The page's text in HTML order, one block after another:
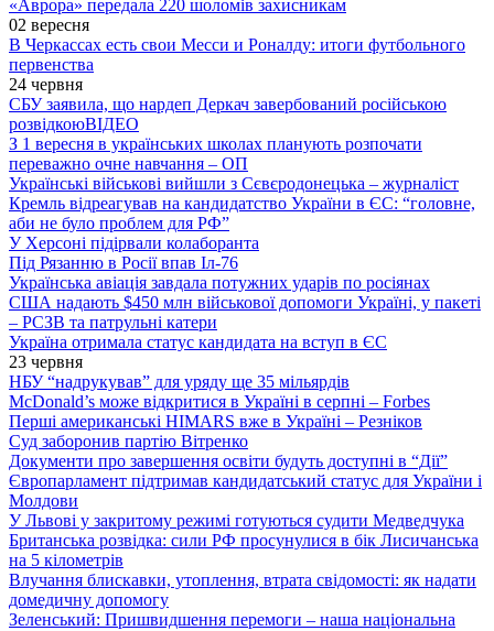
«Аврора» передала 220 шоломів захисникам
02 вересня
В Черкассах есть свои Месси и Роналду: итоги футбольного
первенства
24 червня
СБУ заявила, що нардеп Деркач завербований російською
розвідкоюВІДЕО
З 1 вересня в українських школах планують розпочати
переважно очне навчання – ОП
Українські військові вийшли з Сєвєродонецька – журналіст
Кремль відреагував на кандидатство України в ЄС: “головне,
аби не було проблем для РФ”
У Херсоні підірвали колаборанта
Під Рязанню в Росії впав Іл-76
Українська авіація завдала потужних ударів по росіянах
США надають $450 млн військової допомоги Україні, у пакеті
– РСЗВ та патрульні катери
Україна отримала статус кандидата на вступ в ЄС
23 червня
НБУ “надрукував” для уряду ще 35 мільярдів
McDonald’s може відкритися в Україні в серпні – Forbes
Перші американські HIMARS вже в Україні – Резніков
Суд заборонив партію Вітренко
Документи про завершення освіти будуть доступні в “Дії”
Європарламент підтримав кандидатський статус для України і
Молдови
У Львові у закритому режимі готуються судити Медведчука
Британська розвідка: сили РФ просунулися в бік Лисичанська
на 5 кілометрів
Влучання блискавки, утоплення, втрата свідомості: як надати
домедичну допомогу
Зеленський: Пришвидшення перемоги – наша національна